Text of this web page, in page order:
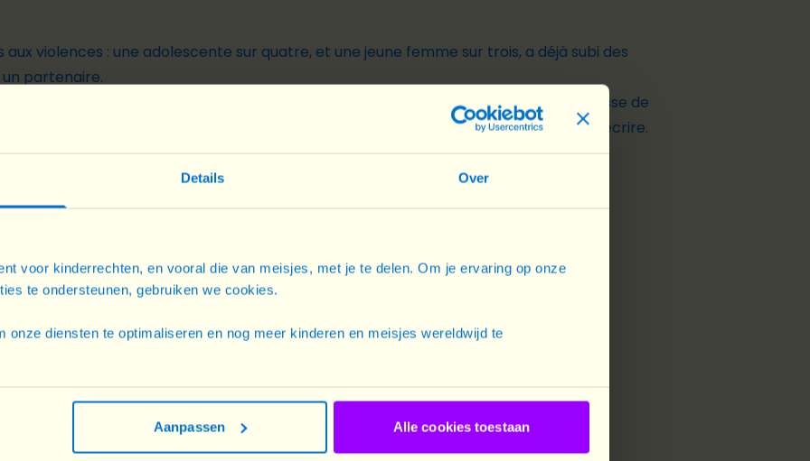
Details Over
voor kinderrechten, en vooral die van meisjes, met je te delen. Om je ervaring op onze
te ondersteunen, gebruiken we cookies.
onze diensten te optimaliseren en nog meer kinderen en meisjes wereldwijd te
Aanpassen Alle cookies toestaan
aux violences : une adolescente sur quatre, et une jeune femme sur trois, a déjà subi des
partenaire.
valorisée que celle des garçons, les filles décrochent souvent au secondaire – on passe de
conséquent, elles sont beaucoup moins nombreuses que les garçons à savoir lire et écrire.
: 9 femmes sur 10 sont en situation d’emploi vulnérable.
les jeunes femmes de s’émanciper – accès à la terre, à des opportunités
complet.
JE TÉLÉCHARGE LE RAPPORT